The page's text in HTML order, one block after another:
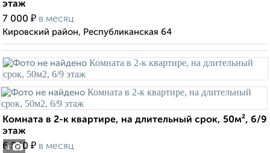
этаж
7 000 ₽ в месяц
Кировский район, Республиканская 64
4
Комната в 2-к квартире, на длительный срок, 50м², 6/9
этаж
6 500 ₽ в месяц